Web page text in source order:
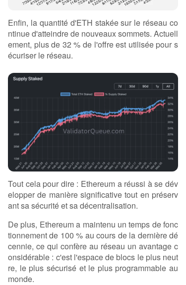
Enfin, la quantité d'ETH stakée sur le réseau co
ntinue d'atteindre de nouveaux sommets. Actuell
ement, plus de 32 % de l'offre est utilisée pour s
écuriser le réseau.
Tout cela pour dire : Ethereum a réussi à se dév
elopper de manière significative tout en préserv
ant sa sécurité et sa décentralisation.
De plus, Ethereum a maintenu un temps de fonc
tionnement de 100 % au cours de la dernière dé
cennie, ce qui confère au réseau un avantage c
onsidérable : c'est l'espace de blocs le plus neut
re, le plus sécurisé et le plus programmable au
monde.